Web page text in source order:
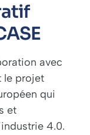
avec
le projet
qui
et
4.0.